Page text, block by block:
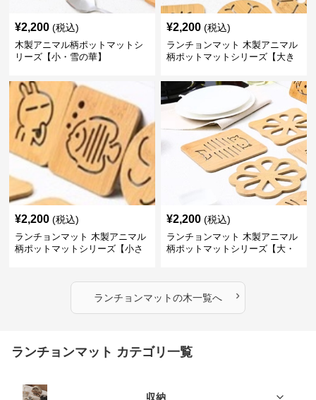
¥2,200 (税込)
木製アニマル柄ポットマットシ
リーズ【小・雪の華】
¥2,200 (税込)
ランチョンマット 木製アニマル
柄ポットマットシリーズ【大き
¥2,200 (税込)
ランチョンマット 木製アニマル
柄ポットマットシリーズ【小さ
¥2,200 (税込)
ランチョンマット 木製アニマル
柄ポットマットシリーズ【大・
ランチョンマットの木一覧へ ›
ランチョンマット カテゴリ一覧
収納